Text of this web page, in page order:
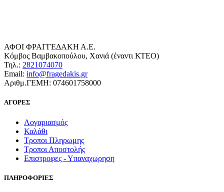
ΑΦΟΙ ΦΡΑΓΓΕΔΑΚΗ Α.Ε.
Κόμβος Βαμβακοπούλου, Χανιά (έναντι ΚΤΕΟ)
Τηλ.: 2821074070
Email: info@fragedakis.gr
Αριθμ.ΓΕΜΗ: 074601758000
ΑΓΟΡΕΣ
Λογαριασμός
Καλάθι
Τροποι Πληρωμης
Τροποι Αποστολής
Επιστροφες - Υπαναχωρηση
ΠΛΗΡΟΦΟΡΙΕΣ